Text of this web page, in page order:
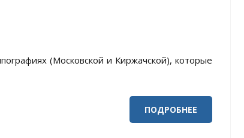
(Московской и Киржачской), которые
ПОДРОБНЕЕ